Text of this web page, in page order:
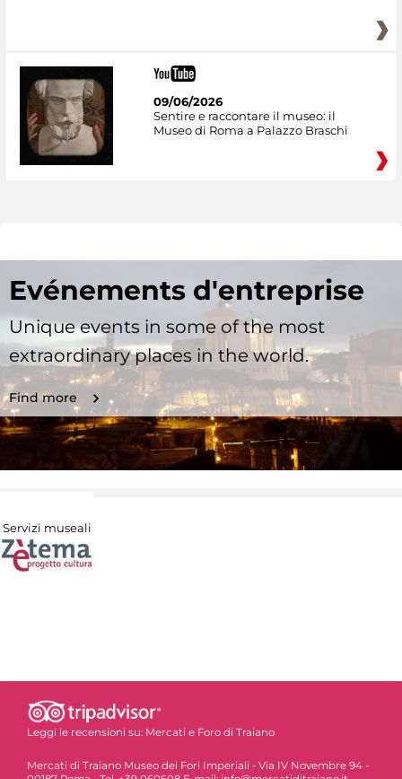
09/06/2026
Sentire e raccontare il museo: il
Museo di Roma a Palazzo Braschi
Evénements d'entreprise
Unique events in some of the most
extraordinary places in the world.
Find more
Servizi museali
Leggi le recensioni su: Mercati e Foro di Traiano
Mercati di Traiano Museo dei Fori Imperiali - Via IV Novembre 94 -